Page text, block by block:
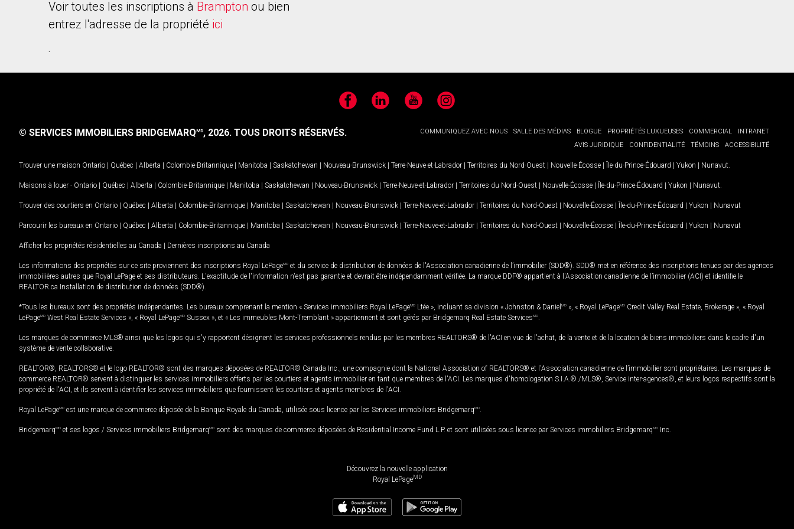
Voir toutes les inscriptions à Brampton ou bien
entrez l'adresse de la propriété ici
.
FacebookLinkedIn YouTubeInstagram
COMMUNIQUEZ AVEC NOUS SALLE DES MÉDIAS BLOGUE PROPRIÉTÉS LUXUEUSES COMMERCIAL
INTRANET
AVIS JURIDIQUE
CONFIDENTIALITÉ TÉMOINS ACCESSIBILITÉ
© SERVICES IMMOBILIERS BRIDGEMARQMD, 2026. TOUS DROITS RÉSERVÉS.
Trouver une maison Ontario | Québec | Alberta | Colombie-Britannique | Manitoba | Saskatchewan | Nouveau-Brunswick | Terre-Neuve-et-Labrador | Territoires du Nord-Ouest | Nouvelle-Écosse | Île-du-Prince-Édouard | Yukon | Nunavut
Maisons à louer - Ontario | Québec | Alberta | Colombie-Britannique | Manitoba | Saskatchewan | Nouveau-Brunswick | Terre-Neuve-et-Labrador | Territoires du Nord-Ouest | Nouvelle-Écosse | Île-du-Prince-Édouard | Yukon | Nunavut
Trouver des courtiers en Ontario | Québec | Alberta | Colombie-Britannique | Manitoba | Saskatchewan | Nouveau-Brunswick | Terre-Neuve-et-Labrador | Territoires du Nord-Ouest | Nouvelle-Écosse | Île-du-Prince-Édouard | Yukon | Nunavut
Parcourir les bureaux en Ontario | Québec | Alberta | Colombie-Britannique | Manitoba | Saskatchewan | Nouveau-Brunswick | Terre-Neuve-et-Labrador | Territoires du Nord-Ouest | Nouvelle-Écosse | Île-du-Prince-Édouard | Yukon | Nunavut
Afficher les propriétés résidentielles au Canada | Dernières inscriptions au Canada
Les informations des propriétés sur ce site proviennent des inscriptions Royal LePageMD et du service de distribution de données de l'Association canadienne de l’immobilier (SDD®). SDD® met en référence des inscriptions tenues par des agences
immobilières autres que Royal LePage et ses distributeurs. L'exactitude de l'information n'est pas garantie et devrait être indépendamment vérifiée. La marque DDF® appartient à l'Association canadienne de l’immobilier (ACI) et identifie le
REALTOR.ca Installation de distribution de données (SDD®).
*Tous les bureaux sont des propriétés indépendantes. Les bureaux comprenant la mention « Services immobiliers Royal LePageMD Ltée », incluant sa division « Johnston & Daniel MD », « Royal LePageMD Credit Valley Real Estate, Brokerage », « Royal
LePageMD West Real Estate Services », « Royal LePageMD Sussex », et « Les immeubles Mont-Tremblant » appartiennent et sont gérés par Bridgemarq Real Estate ServicesMD
Les marques de commerce MLS® ainsi que les logos qui s'y rapportent désignent les services professionnels rendus par les membres REALTORS® de l'ACI en vue de l'achat, de la vente et de la location de biens immobiliers dans le cadre d'un
système de vente collaborative.
REALTOR®, REALTORS® et le logo REALTOR® sont des marques déposées de REALTOR® Canada Inc., une compagnie dont la National Association of REALTORS® et l'Association canadienne de l’immobilier sont propriétaires. Les marques de
commerce REALTOR® servent à distinguer les services immobiliers offerts par les courtiers et agents immobilier en tant que membres de l'ACI. Les marques d'homologation S.I.A.® /MLS®, Service inter-agences®, et leurs logos respectifs sont la
propriété de l'ACI, et ils servent à identifier les services immobiliers que fournissent les courtiers et agents membres de l'ACI.
Royal LePageMD est une marque de commerce déposée de la Banque Royale du Canada, utilisée sous licence par les Services immobiliers BridgemarqMD
BridgemarqMD et ses logos / Services immobiliers BridgemarqMD sont des marques de commerce déposées de Residential Income Fund L.P. et sont utilisées sous licence par Services immobiliers BridgemarqMD Inc.
Découvrez la nouvelle application
Royal LePageMD